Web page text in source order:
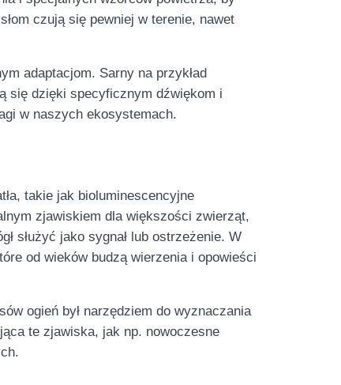
czują się pewniej w terenie, nawet
adaptacjom. Sarny na przykład
się dzięki specyficznym dźwiękom i
w naszych ekosystemach.
takie jak bioluminescencyjne
zjawiskiem dla większości zwierząt,
służyć jako sygnał lub ostrzeżenie. W
od wieków budzą wierzenia i opowieści
ogień był narzędziem do wyznaczania
te zjawiska, jak np. nowoczesne